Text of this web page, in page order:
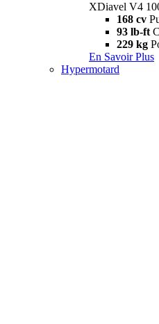
XDiavel V4
168 cv
93 lb-ft
229 kg
En Savoir Plus
Hypermotard